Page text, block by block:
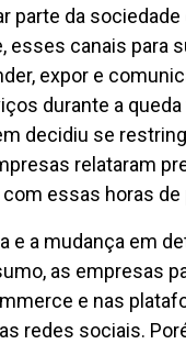
parte da sociedade
esses canais para
expor e
durante a
decidiu se
relataram
essas horas de
e a mudança em
as empresas
e nas
redes sociais.